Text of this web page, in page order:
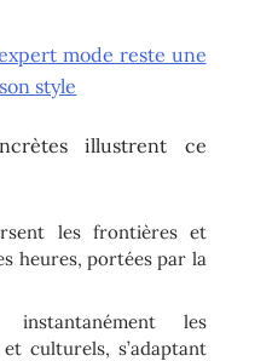
mode reste une
style
illustrent ce
les frontières et
heures, portées par la
les
culturels, s’adaptant